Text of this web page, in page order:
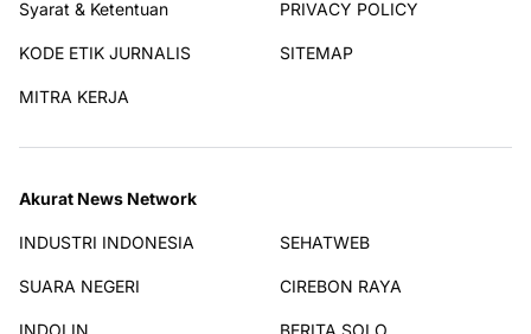
Syarat & Ketentuan PRIVACY POLICY
KODE ETIK JURNALIS SITEMAP
MITRA KERJA
Akurat News Network
INDUSTRI INDONESIA SEHATWEB
SUARA NEGERI CIREBON RAYA